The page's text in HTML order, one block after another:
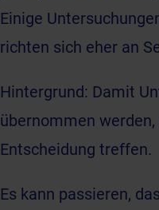
Einige
richten sich eher an
Hintergrund: Damit
übernommen
Entscheidung treffen.
Es kann passieren,